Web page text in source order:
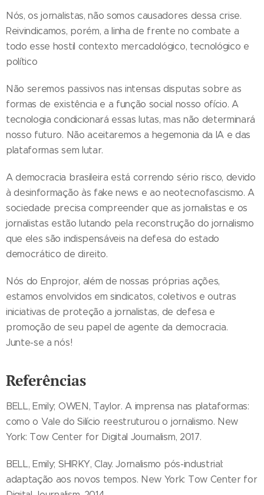
Nós, os jornalistas, não somos causadores dessa crise.
Reivindicamos, porém, a linha de frente no combate a
todo esse hostil contexto mercadológico, tecnológico e
político
Não seremos passivos nas intensas disputas sobre as
formas de existência e a função social nosso ofício. A
tecnologia condicionará essas lutas, mas não determinará
nosso futuro. Não aceitaremos a hegemonia da IA e das
plataformas sem lutar.
A democracia brasileira está correndo sério risco, devido
à desinformação às fake news e ao neotecnofascismo. A
sociedade precisa compreender que as jornalistas e os
jornalistas estão lutando pela reconstrução do jornalismo
que eles são indispensáveis na defesa do estado
democrático de direito.
Nós do Enprojor, além de nossas próprias ações,
estamos envolvidos em sindicatos, coletivos e outras
iniciativas de proteção a jornalistas, de defesa e
promoção de seu papel de agente da democracia.
Junte-se a nós!
Referências
BELL, Emily; OWEN, Taylor. A imprensa nas plataformas:
como o Vale do Silício reestruturou o jornalismo. New
York: Tow Center for Digital Journalism, 2017.
BELL, Emily; SHIRKY, Clay. Jornalismo pós-industrial:
adaptação aos novos tempos. New York: Tow Center for